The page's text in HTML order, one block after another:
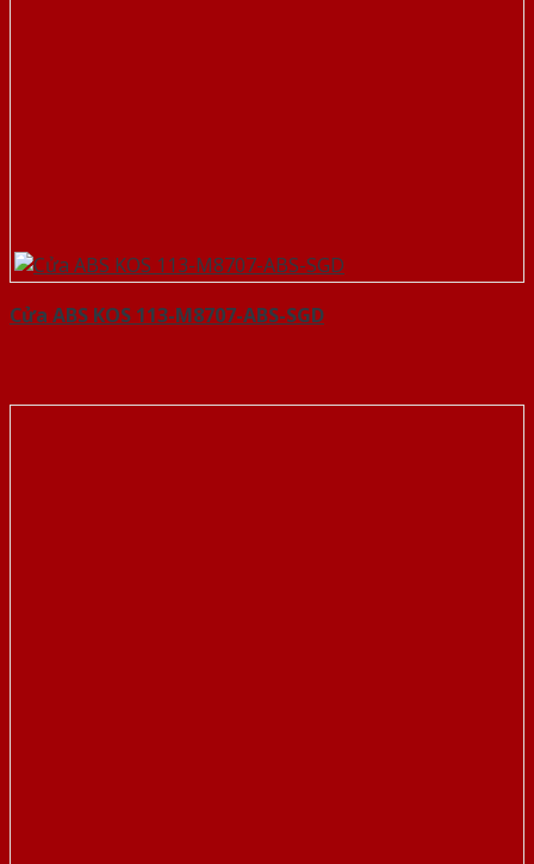
Cửa ABS KOS 113-M8707-ABS-SGD